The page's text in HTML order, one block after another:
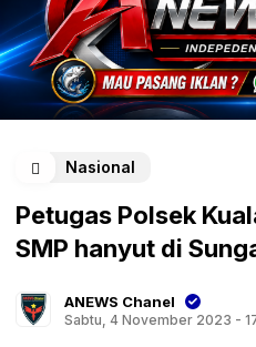
Nasional
Petugas Polsek
SMP hanyut di
ANEWS Chanel
Sabtu, 4 November 2023 -